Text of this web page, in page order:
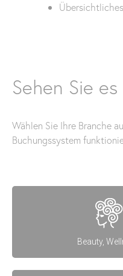
Sehen Sie
Wählen Sie Ihre Branche
Buchungssystem
Beauty,